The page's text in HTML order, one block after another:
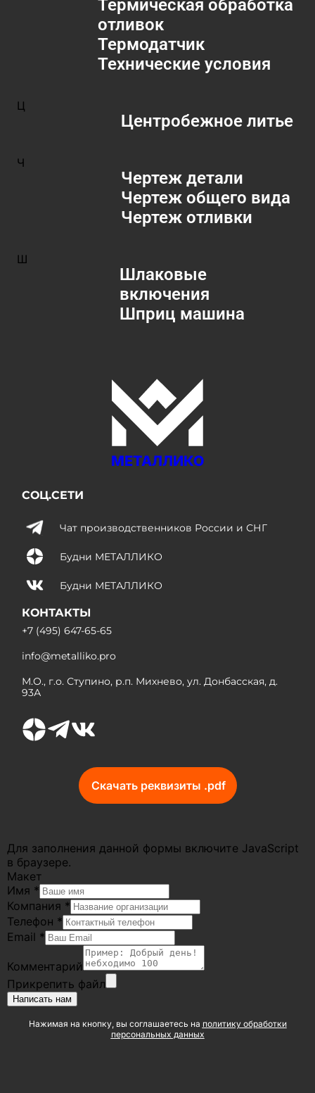
Термическая обработка
отливок
Термодатчик
Технические условия
Ц
Центробежное литье
Ч
Чертеж детали
Чертеж общего вида
Чертеж отливки
Ш
Шлаковые
включения
Шприц машина
МЕТАЛЛИКО
СОЦ.СЕТИ
Чат производственников России и СНГ
Будни МЕТАЛЛИКО
Будни МЕТАЛЛИКО
КОНТАКТЫ
+7 (495) 647-65-65
info@metalliko.pro
М.О., г.о. Ступино, р.п. Михнево, ул. Донбасская, д.
93А
Скачать реквизиты .pdf
Для заполнения данной формы включите JavaScript
в браузере.
Макет
Имя *
Компания *
Телефон *
Email *
Комментарий
Прикрепить файл
Написать нам
Нажимая на кнопку, вы соглашаетесь на политику обработки
персональных данных